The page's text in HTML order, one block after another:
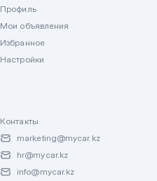
Профиль
Мои объявления
Избранное
Настройки
Контакты
marketing@mycar.kz
hr@mycar.kz
info@mycar.kz